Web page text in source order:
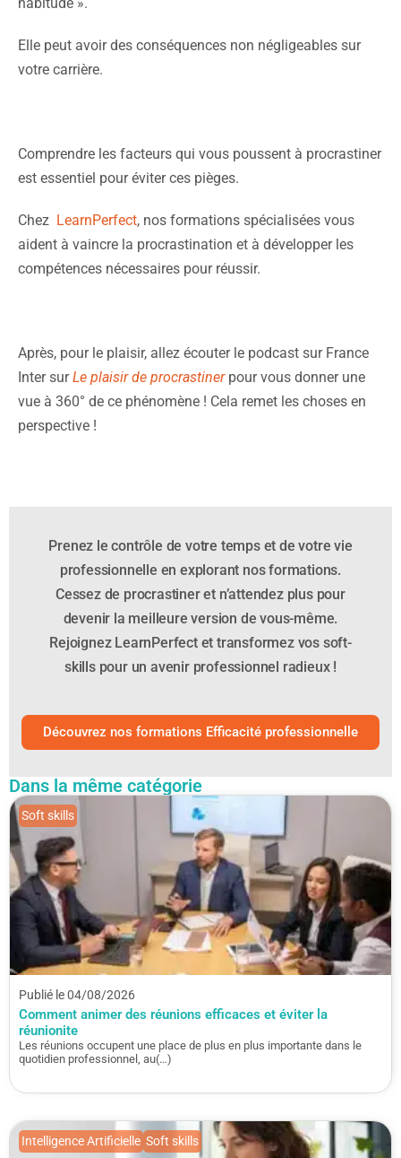
Elle peut avoir des conséquences non négligeables sur
votre carrière.
Comprendre les facteurs qui vous poussent à procrastiner
est essentiel pour éviter ces pièges.
Chez LearnPerfect, nos formations spécialisées vous
aident à vaincre la procrastination et à développer les
compétences nécessaires pour réussir.
Après, pour le plaisir, allez écouter le podcast sur France
Inter surLe plaisir de procrastiner pour vous donner une
vue à 360° de ce phénomène ! Cela remet les choses en
perspective !
Prenez le contrôle de votre temps et de votre vie
professionnelle en explorant nos formations.
Cessez de procrastiner et n’attendez plus pour
devenir la meilleure version de vous-même.
Rejoignez LearnPerfect et transformez vos soft-
skills pour un avenir professionnel radieux !
Découvrez nos formations Efficacité professionnelle
Dans la même catégorie
Publié le 04/08/2026
Comment animer des réunions efficaces et éviter la
réunionite
Les réunions occupent une place de plus en plus importante dans le
quotidien professionnel, au(…)
Soft skills
Intelligence Artificielle Soft skills